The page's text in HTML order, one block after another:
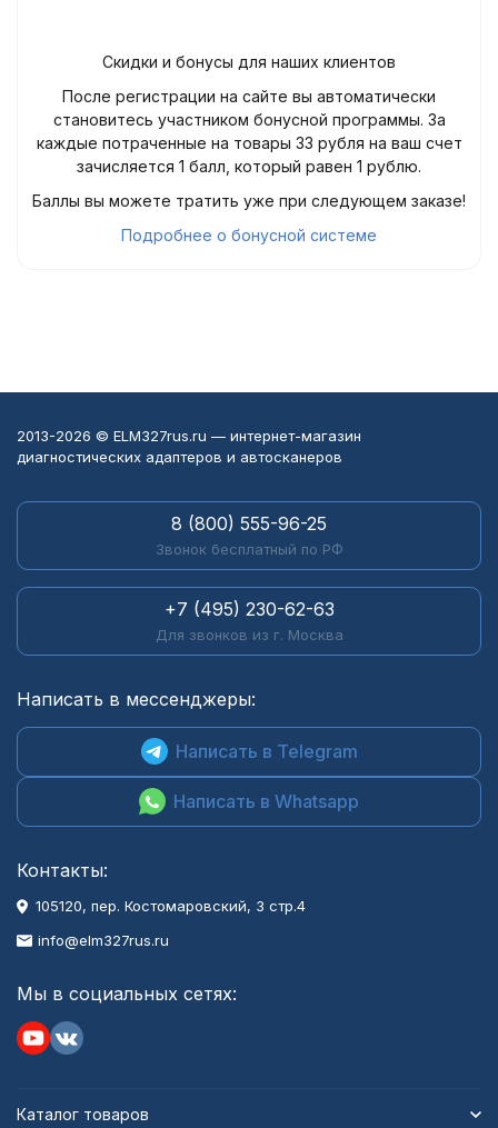
Скидки и бонусы для наших клиентов
После регистрации на сайте вы автоматически
становитесь участником бонусной программы. За
каждые потраченные на товары 33 рубля на ваш счет
зачисляется 1 балл, который равен 1 рублю.
Баллы вы можете тратить уже при следующем заказе!
Подробнее о бонусной системе
2013-2026 © ELM327rus.ru — интернет-магазин
диагностических адаптеров и автосканеров
8 (800) 555-96-25
Звонок бесплатный по РФ
+7 (495) 230-62-63
Для звонков из г. Москва
Написать в мессенджеры:
Написать в Telegram
Написать в Whatsapp
Контакты:
105120, пер. Костомаровский, 3 стр.4
info@elm327rus.ru
Мы в социальных сетях:
Каталог товаров